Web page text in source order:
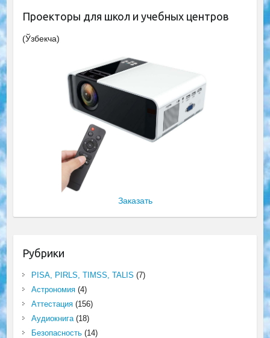
Проекторы для школ и учебных центров
(Ўзбекча)
Заказать
Рубрики
PISA, PIRLS, TIMSS, TALIS (7)
Астрономия(4)
Аттестация(156)
Аудиокнига(18)
Безопасность(14)